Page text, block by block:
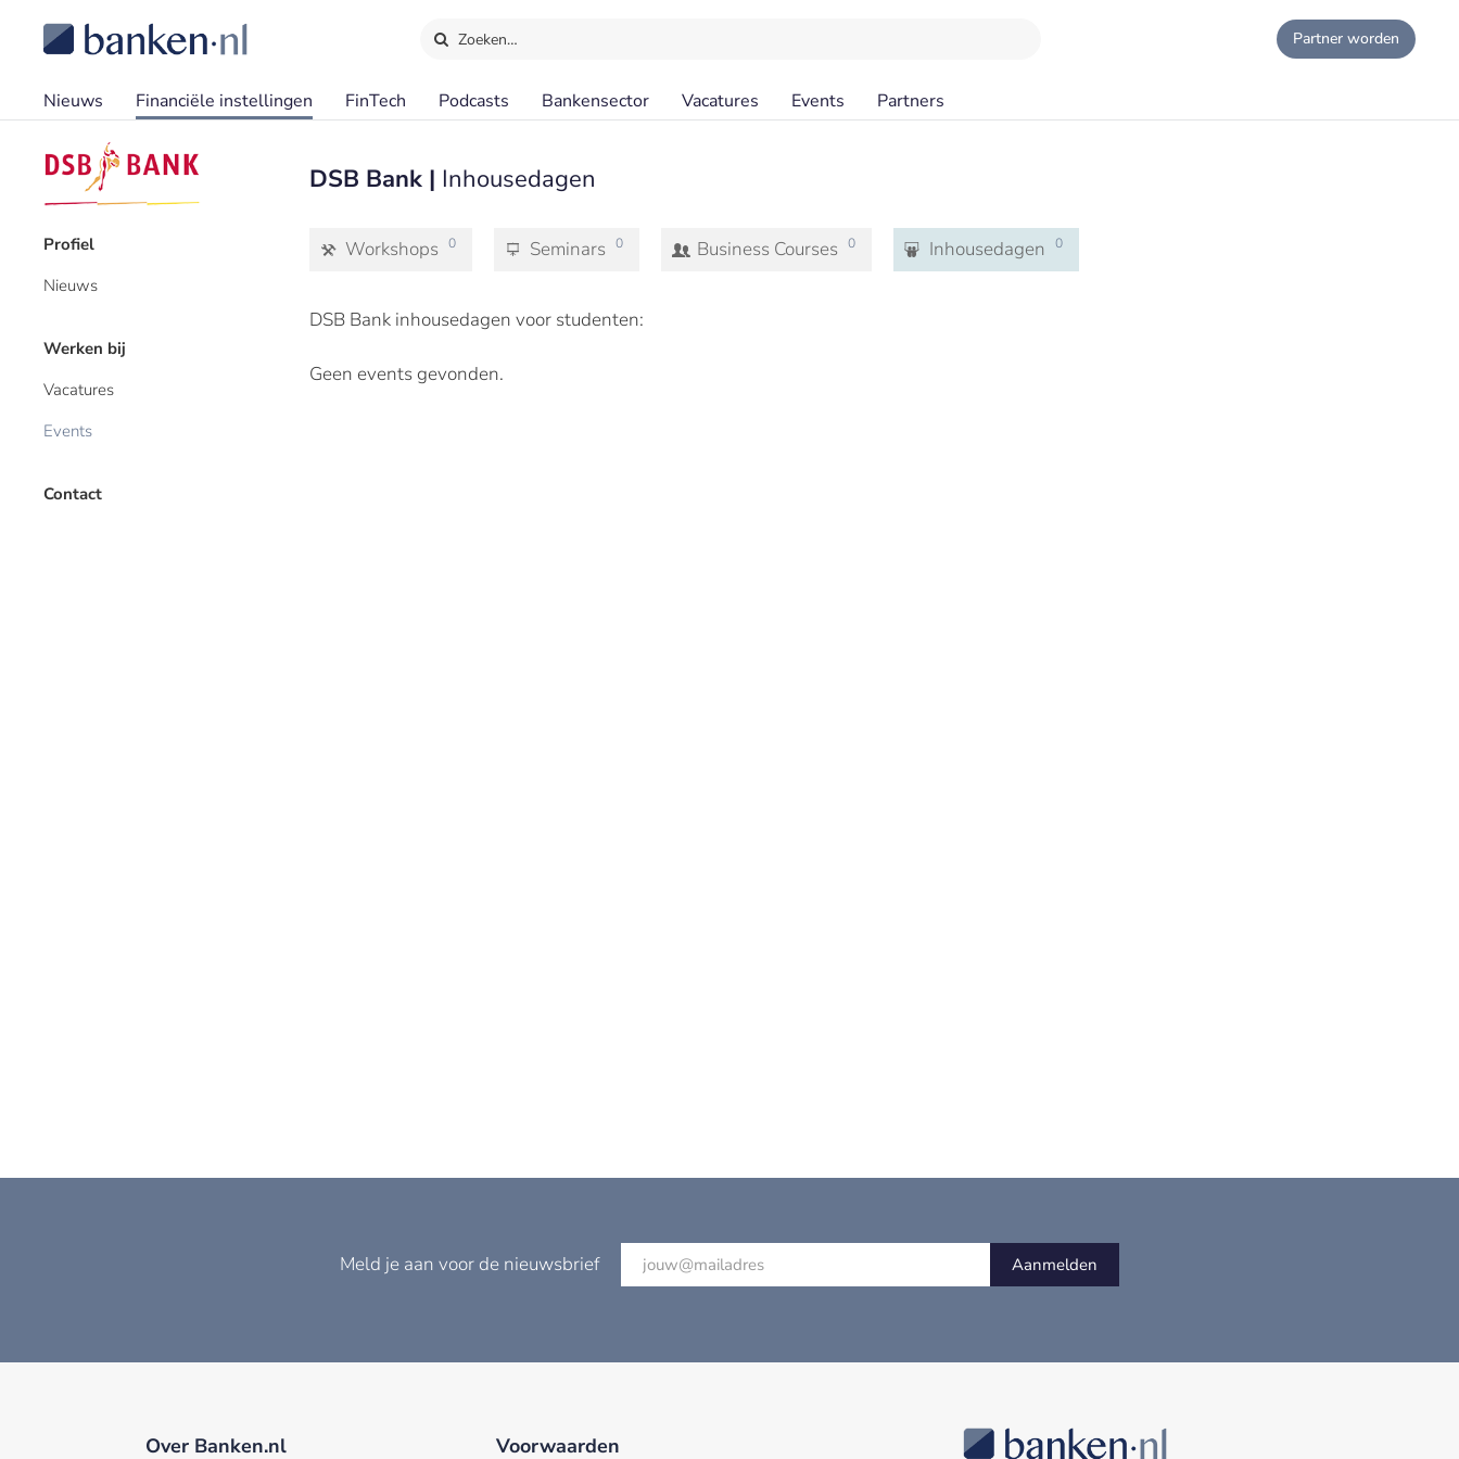
Zoeken… Partner worden
Nieuws Financiële instellingen FinTech Podcasts Bankensector Vacatures Events Partners
Profiel
Nieuws
Werken bij
Vacatures
Events
Contact
DSB Bank | Inhousedagen
Workshops 0 Seminars 0 Business Courses 0 Inhousedagen 0
DSB Bank inhousedagen voor studenten:
Geen events gevonden.
Meld je aan voor de nieuwsbrief Aanmelden
Over Banken.nl Voorwaarden